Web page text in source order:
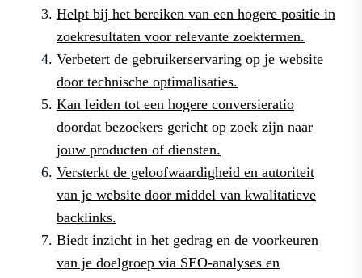
Helpt bij het bereiken van een hogere positie in
zoekresultaten voor relevante zoektermen.
Verbetert de gebruikerservaring op je website
door technische optimalisaties.
Kan leiden tot een hogere conversieratio
doordat bezoekers gericht op zoek zijn naar
jouw producten of diensten.
Versterkt de geloofwaardigheid en autoriteit
van je website door middel van kwalitatieve
backlinks.
Biedt inzicht in het gedrag en de voorkeuren
van je doelgroep via SEO-analyses en